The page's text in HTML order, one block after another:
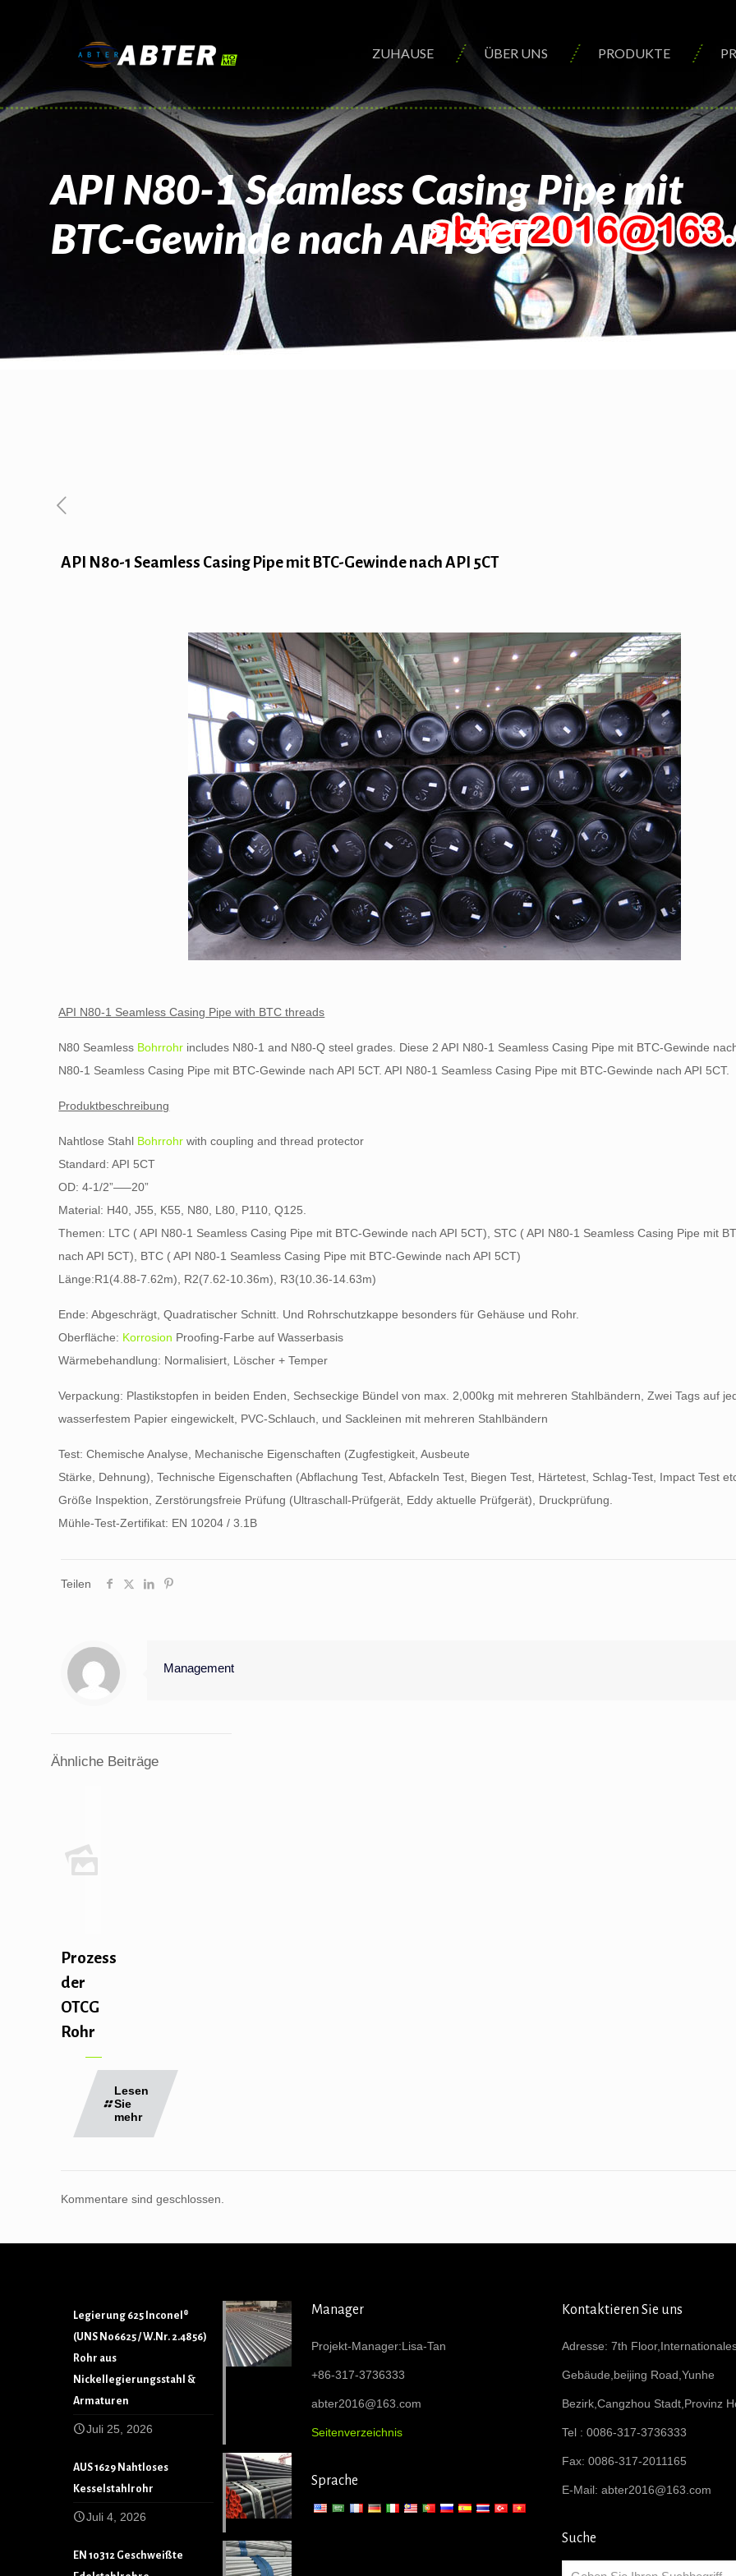
ZUHAUSE ÜBER UNS PRODUKTE
API N80-1 Seamless Casing Pipe mit
BTC-Gewinde nach API 5CT
API N80-1 Seamless Casing Pipe mit BTC-Gewinde nach API 5CT
API N80-1 Seamless Casing Pipe with BTC threads
N80 Seamless Bohrrohr includes N80-1 and N80-Q steel grades . Diese 2 API N80-1 Seamless Casing Pipe mit BTC-Gewinde
N80-1 Seamless Casing Pipe mit BTC-Gewinde nach API 5CT. API N80-1 Seamless Casing Pipe mit BTC-Gewinde nach API 5CT.
Produktbeschreibung
Nahtlose Stahl Bohrrohr with coupling and thread protector
Standard: API 5CT
OD: 4-1/2”—–20”
Material: H40, J55, K55, N80, L80, P110, Q125.
Themen: LTC ( API N80-1 Seamless Casing Pipe mit BTC-Gewinde nach API 5CT), STC ( API N80-1 Seamless Casing Pipe mit
nach API 5CT), BTC ( API N80-1 Seamless Casing Pipe mit BTC-Gewinde nach API 5CT)
Länge:R1(4.88-7.62m), R2(7.62-10.36m), R3(10.36-14.63m)
Ende: Abgeschrägt, Quadratischer Schnitt. Und Rohrschutzkappe besonders für Gehäuse und Rohr.
Oberfläche: Korrosion Proofing-Farbe auf Wasserbasis
Wärmebehandlung: Normalisiert, Löscher + Temper
Verpackung: Plastikstopfen in beiden Enden, Sechseckige Bündel von max. 2,000kg mit mehreren Stahlbändern, Zwei Tags auf
wasserfestem Papier eingewickelt, PVC-Schlauch, und Sackleinen mit mehreren Stahlbändern
Test: Chemische Analyse, Mechanische Eigenschaften (Zugfestigkeit, Ausbeute
Stärke, Dehnung), Technische Eigenschaften (Abflachung Test, Abfackeln Test, Biegen Test, Härtetest, Schlag-Test, Impact Test
Größe Inspektion, Zerstörungsfreie Prüfung (Ultraschall-Prüfgerät, Eddy aktuelle Prüfgerät), Druckprüfung.
Mühle-Test-Zertifikat: EN 10204 / 3.1B
Teilen
Management
Ähnliche Beiträge
Prozess
der
OTCG
Rohr
Lesen
Sie
mehr
Kommentare sind geschlossen.
Legierung 625 Inconel®
(UNS N06625 / W.Nr. 2.4856)
Rohr aus
Nickellegierungsstahl &
Armaturen
Juli 25, 2026
AUS 1629 Nahtloses
Kesselstahlrohr
Juli 4, 2026
EN 10312 Geschweißte
Manager
Projekt-Manager:Lisa-Tan
+86-317-3736333
abter2016@163.com
Seitenverzeichnis
Sprache
Kontaktieren Sie uns
Adresse: 7th
Gebäude,beijing Road,Yunhe
Bezirk,Cangzhou Stadt,Provinz
Tel : 0086-317-3736333
Fax: 0086-317-2011165
E-Mail: abter2016@163.com
Suche